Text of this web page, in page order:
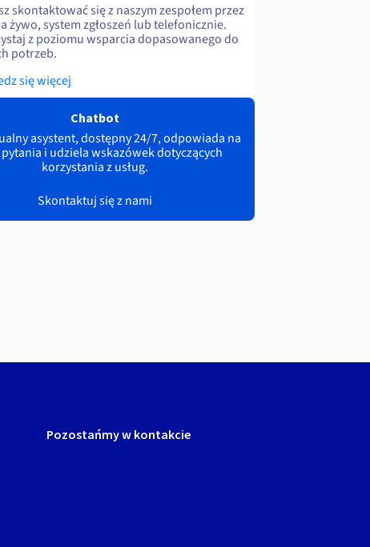
skontaktować się z naszym zespołem przez
żywo, system zgłoszeń lub telefonicznie.
z poziomu wsparcia dopasowanego do
potrzeb.
się więcej
Chatbot
asystent, dostępny 24/7, odpowiada na
i udziela wskazówek dotyczących
korzystania z usług.
Skontaktuj się z nami
Pozostańmy w kontakcie